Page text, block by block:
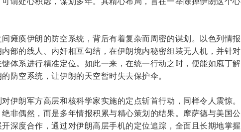
瘫痪伊朗的防空系统，背后有着复杂而周密的谋划。以色列情报
部的线人、内奸相互勾结，在伊朗境内秘密组装无人机，并针对
体系进行精准定位。如此一来，在统一行动之时，便能如庖丁解
防空系统，让伊朗的天空暂时失去保护伞。
伊朗军方高层和核科学家实施的定点斩首行动，同样令人震惊。
非偶然，而是多年情报积累与精心策划的结果。摩萨德与美国公
深度合作，通过对伊朗高层手机的定位追踪，全面且长期地掌握